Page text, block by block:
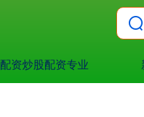
配资炒股配资专业